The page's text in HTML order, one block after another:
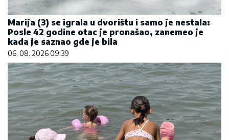
Marija (3) se igrala u dvorištu i samo je nestala:
Posle 42 godine otac je pronašao, zanemeo je
kada je saznao gde je bila
06. 08. 2026 09:39